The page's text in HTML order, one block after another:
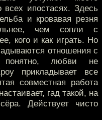
ипостасях. Здесь
и кровавая резня
чем сопли с
кого и как играть. Но
отношения с
любви не
прикладывает все
совместная работа
гад такой, на
Действует чисто